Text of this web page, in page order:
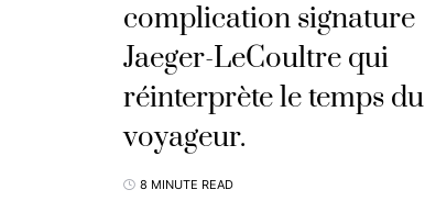
complication signature
Jaeger-LeCoultre qui
réinterprète le temps du
voyageur.
8 MINUTE READ